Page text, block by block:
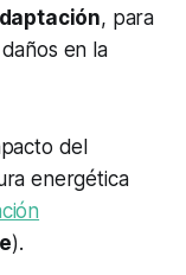
, para
en la
del
energética
).